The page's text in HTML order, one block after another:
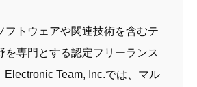
フトウェアや関連技術を含むテ
を専門とする認定フリーランス
Electronic Team, Inc.では、マル